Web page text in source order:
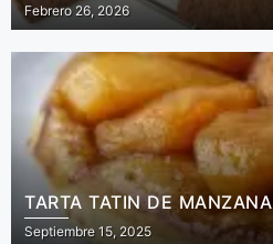
Febrero 26, 2026
TARTA TATIN DE MANZANA
Septiembre 15, 2025